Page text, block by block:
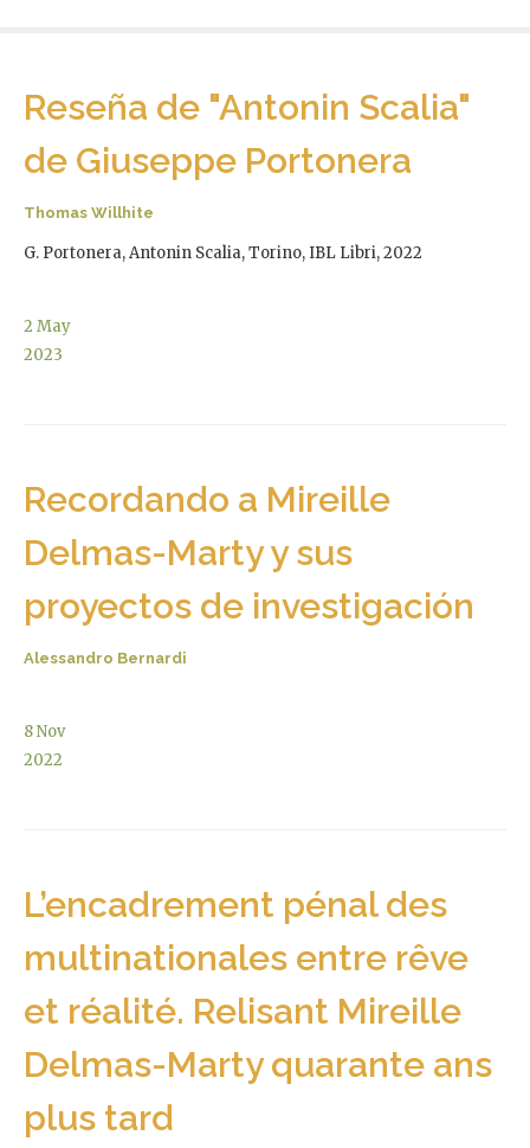
Reseña de "Antonin Scalia"
de Giuseppe Portonera
Thomas Willhite
G. Portonera, Antonin Scalia, Torino, IBL Libri, 2022
2 May
2023
Recordando a Mireille
Delmas-Marty y sus
proyectos de investigación
Alessandro Bernardi
8Nov
2022
L’encadrement pénal des
multinationales entre rêve
et réalité. Relisant Mireille
Delmas-Marty quarante ans
plus tard